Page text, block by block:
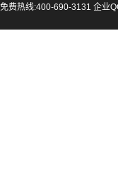
免费热线:400-690-3131 企业